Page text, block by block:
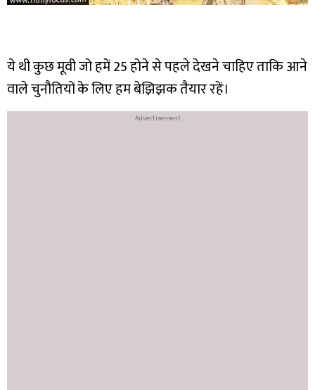
ये थी कुछ मूवी जो हमें 25 होने से पहले देखने चाहिए ताकि आने
वाले चुनौतियों के लिए हम बेझिझक तैयार रहें।